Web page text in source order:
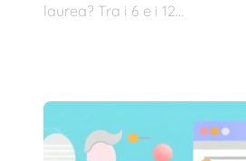
laurea? Tra i 6 e i 12…